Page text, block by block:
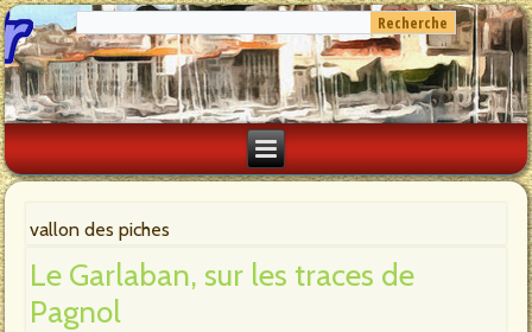
vallon des piches
Le Garlaban, sur les traces de
Pagnol